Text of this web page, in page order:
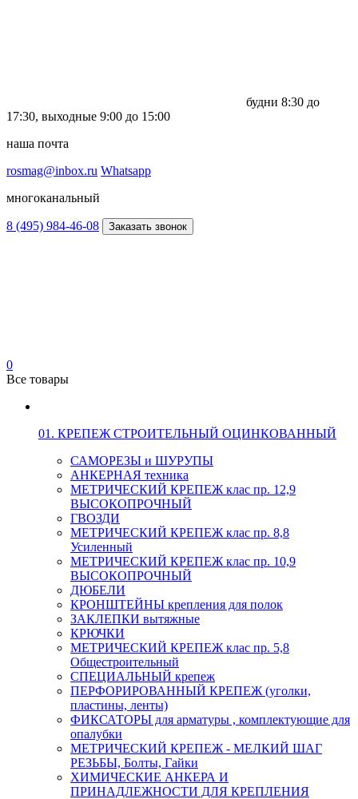
будни 8:30 до
17:30, выходные 9:00 до 15:00
наша почта
rosmag@inbox.ru Whatsapp
многоканальный
8 (495) 984-46-08 Заказать звонок
0
Все товары
01. КРЕПЕЖ СТРОИТЕЛЬНЫЙ ОЦИНКОВАННЫЙ
САМОРЕЗЫ и ШУРУПЫ
АНКЕРНАЯ техника
МЕТРИЧЕСКИЙ КРЕПЕЖ клас пр. 12,9
ВЫСОКОПРОЧНЫЙ
ГВОЗДИ
МЕТРИЧЕСКИЙ КРЕПЕЖ клас пр. 8,8
Усиленный
МЕТРИЧЕСКИЙ КРЕПЕЖ клас пр. 10,9
ВЫСОКОПРОЧНЫЙ
ДЮБЕЛИ
КРОНШТЕЙНЫ крепления для полок
ЗАКЛЕПКИ вытяжные
КРЮЧКИ
МЕТРИЧЕСКИЙ КРЕПЕЖ клас пр. 5,8
Общестроительный
СПЕЦИАЛЬНЫЙ крепеж
ПЕРФОРИРОВАННЫЙ КРЕПЕЖ (уголки,
пластины, ленты)
ФИКСАТОРЫ для арматуры , комплектующие для
опалубки
МЕТРИЧЕСКИЙ КРЕПЕЖ - МЕЛКИЙ ШАГ
РЕЗЬБЫ, Болты, Гайки
ХИМИЧЕСКИЕ АНКЕРА И
ПРИНАДЛЕЖНОСТИ ДЛЯ КРЕПЛЕНИЯ